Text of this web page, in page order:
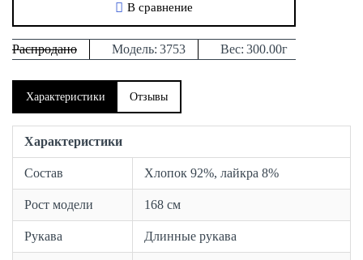
Распродано Модель: 3753 Вес: 300.00г
В сравнение
Характеристики Отзывы
Характеристики
Состав Хлопок 92%, лайкра 8%
Рост модели 168 см
Рукава Длинные рукава